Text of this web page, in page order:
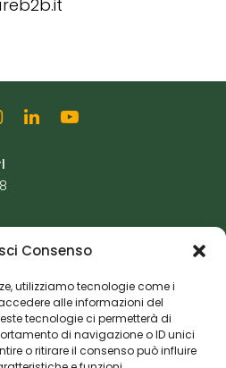
Consenso
utilizziamo tecnologie come i
alle informazioni del
tecnologie ci permetterà di
di navigazione o ID unici
o ritirare il consenso può influire